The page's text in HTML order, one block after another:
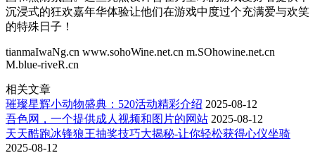
沉浸式的狂欢嘉年华体验让他们在游戏中度过个充满爱与欢笑
的特殊日子！
tianmaIwaNg.cn www.sohoWine.net.cn m.SOhowine.net.cn
M.blue-riveR.cn
相关文章
璀璨星辉小动物盛典：520活动精彩介绍 2025-08-12
吾色网，一个提供成人视频和图片的网站 2025-08-12
天天酷跑冰锋狼王抽奖技巧大揭秘-让你轻松获得心仪坐骑
2025-08-12